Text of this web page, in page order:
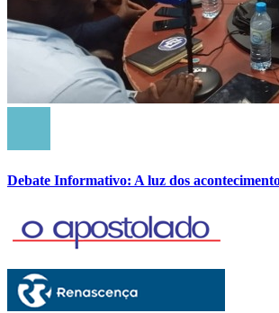
Debate Informativo: A luz dos